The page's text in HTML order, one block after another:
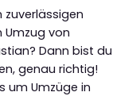
Umzug von
Dann bist du
genau richtig!
um Umzüge in